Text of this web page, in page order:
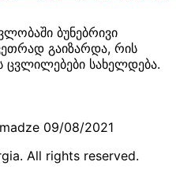
ბუნებრივი
გაიზარდა, რის
ცვლილებები სახელდება.
09/08/2021
All rights reserved.